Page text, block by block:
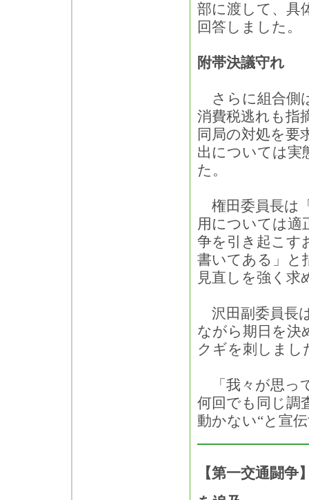
部に渡して、具
回答しました。
附帯決議守れ
さらに組合側
消費税逃れも指
同局の対処を要
出については実
た。
権田委員長は
用については適
争を引き起こす
書いてある」と
見直しを強く求
沢田副委員長
ながら期日を決
クギを刺しまし
「我々が思っ
何回でも同じ調
動かない“と宣
【第一交通闘